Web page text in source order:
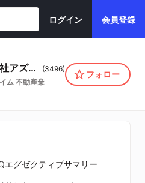
ログイン 会員登録
株式会社アズーム (3496)
ム 不動産業
フォロー
グゼクティブサマリー